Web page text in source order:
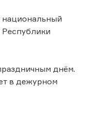
национальный
днём.
в дежурном